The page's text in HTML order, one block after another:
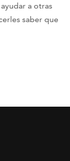
a otras
saber que
6